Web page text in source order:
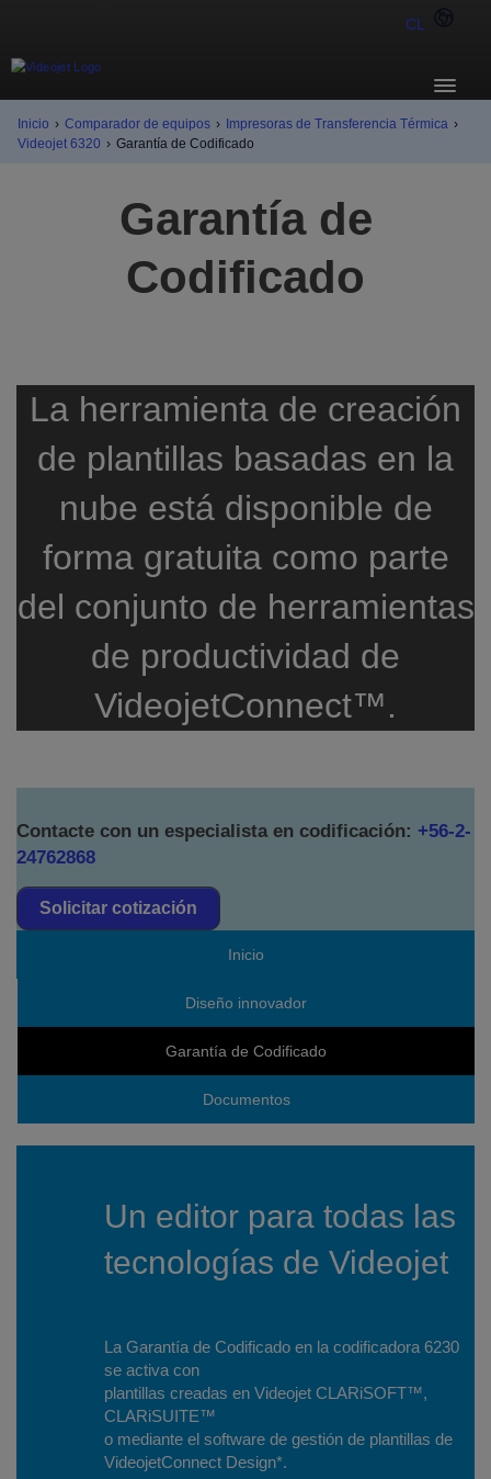
CL
Inicio › Comparador de equipos › Impresoras de Transferencia Térmica ›
Videojet 6320 › Garantía de Codificado
Garantía de
Codificado
La herramienta de creación
de plantillas basadas en la
nube está disponible de
forma gratuita como parte
del conjunto de herramientas
de productividad de
VideojetConnect™.
Contacte con un especialista en codificación: +56-2-
24762868
Solicitar cotización
Inicio
Diseño innovador
Garantía de Codificado
Documentos
Un editor para todas las
tecnologías de Videojet
La Garantía de Codificado en la codificadora 6230
se activa con
plantillas creadas en Videojet CLARiSOFT™,
CLARiSUITE™
o mediante el software de gestión de plantillas de
VideojetConnect Design*.